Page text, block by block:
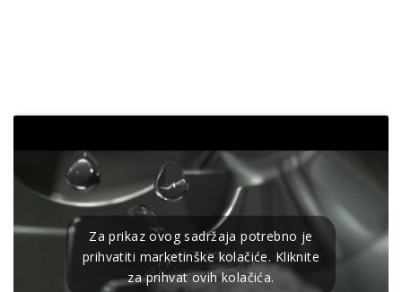
Za prikaz ovog sadržaja potrebno je
prihvatiti marketinške kolačiće. Kliknite
za prihvat ovih kolačića.